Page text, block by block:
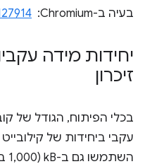
בעיה ב-Chromium: ‏
יחידות מידה
זיכרון
בכלי הפיתוח, הגודל של